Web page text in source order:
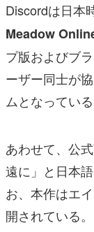
アプリレビュー
その他
電ファミニコゲ
運営：株式会社マ
Discordは日本
Meadow
プ版およびブ
ーザー同士が
ムとなっている
あわせて、公
遠に」と日本
お、本作はエ
開されている。